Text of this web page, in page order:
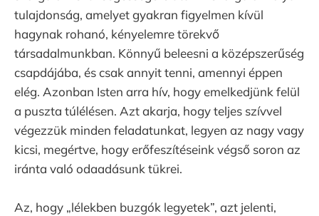
tulajdonság, amelyet gyakran figyelmen kívül
hagynak rohanó, kényelemre törekvő
társadalmunkban. Könnyű beleesni a középszerűség
csapdájába, és csak annyit tenni, amennyi éppen
elég. Azonban Isten arra hív, hogy emelkedjünk felül
a puszta túlélésen. Azt akarja, hogy teljes szívvel
végezzük minden feladatunkat, legyen az nagy vagy
kicsi, megértve, hogy erőfeszítéseink végső soron az
iránta való odaadásunk tükrei.
Az, hogy „lélekben buzgók legyetek”, azt jelenti,